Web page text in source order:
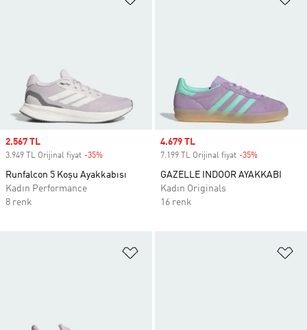
Sale price
2.567 TL
3.949 TL Orijinal fiyat -35%
Runfalcon 5 Koşu Ayakkabısı
Kadın Performance
8 renk
Sale price
4.679 TL
7.199 TL Orijinal fiyat -35%
GAZELLE INDOOR AYAKKABI
Kadın Originals
16 renk